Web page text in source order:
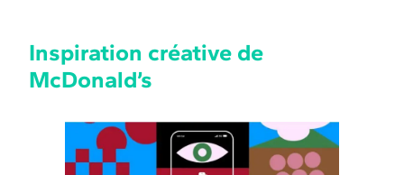
Inspiration créative de
McDonald’s